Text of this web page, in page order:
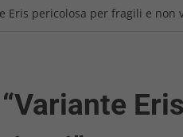
Eris pericolosa per fragili e non